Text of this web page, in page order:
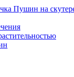
Пушин на